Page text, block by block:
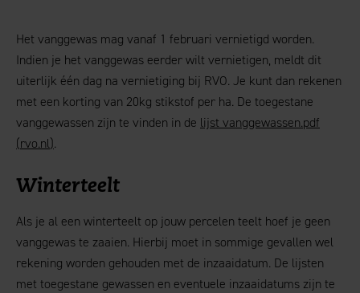
Het vanggewas mag vanaf 1 februari vernietigd worden.
Indien je het vanggewas eerder wilt vernietigen, meldt dit
uiterlijk één dag na vernietiging bij RVO. Je kunt dan rekenen
met een korting van 20kg stikstof per ha. De toegestane
vanggewassen zijn te vinden in de lijst vanggewassen.pdf
(rvo.nl).
Winterteelt
Als je al een winterteelt op jouw percelen teelt hoef je geen
vanggewas te zaaien. Hierbij moet in sommige gevallen wel
rekening worden gehouden met de inzaaidatum. De lijsten
met toegestane gewassen en eventuele inzaaidatums zijn te